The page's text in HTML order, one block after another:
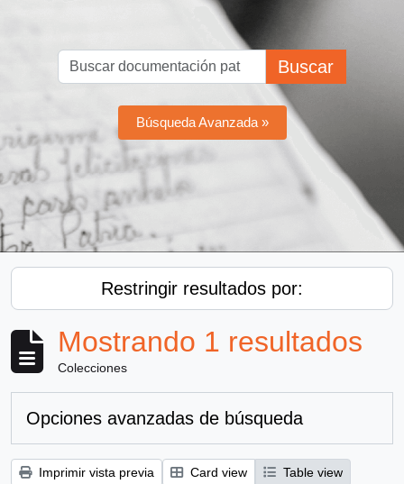
Buscar
Búsqueda Avanzada »
Restringir resultados por:
Mostrando 1 resultados
Colecciones
Opciones avanzadas de búsqueda
Imprimir vista previa Card view
Table view